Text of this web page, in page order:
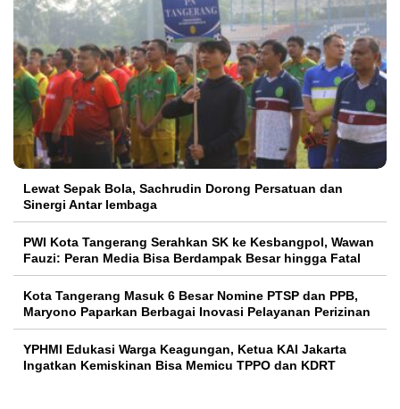
Lewat Sepak Bola, Sachrudin Dorong Persatuan dan
Sinergi Antar lembaga
PWI Kota Tangerang Serahkan SK ke Kesbangpol, Wawan
Fauzi: Peran Media Bisa Berdampak Besar hingga Fatal
Kota Tangerang Masuk 6 Besar Nomine PTSP dan PPB,
Maryono Paparkan Berbagai Inovasi Pelayanan Perizinan
YPHMI Edukasi Warga Keagungan, Ketua KAI Jakarta
Ingatkan Kemiskinan Bisa Memicu TPPO dan KDRT